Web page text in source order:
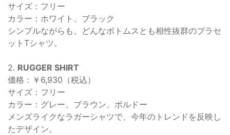
サイズ：フリー
カラー：ホワイト、ブラック
シンプルながらも、どんなボトムスとも相性抜群のブラセ
ットTシャツ。
2. RUGGER SHIRT
価格：￥6,930（税込）
サイズ：フリー
カラー：グレー、ブラウン、ボルドー
メンズライクなラガーシャツで、今年のトレンドを反映し
たデザイン。